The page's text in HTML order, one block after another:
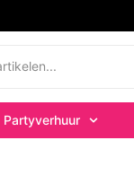
Partyverhuur